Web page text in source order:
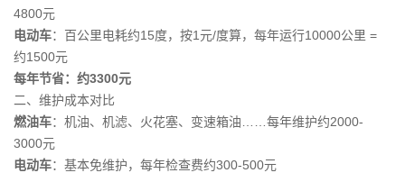
4800元
电动车：百公里电耗约15度，按1元/度算，每年运行10000公里 =
约1500元
每年节省：约3300元
二、维护成本对比
燃油车：机油、机滤、火花塞、变速箱油……每年维护约2000-
3000元
电动车：基本免维护，每年检查费约300-500元